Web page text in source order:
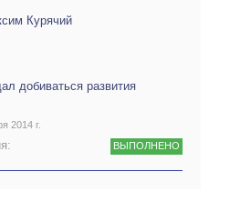
Курячий
добиваться развития
2014 г.
ВЫПОЛНЕНО